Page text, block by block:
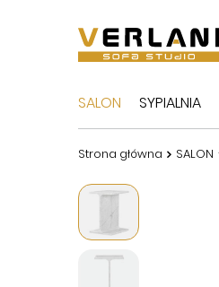
SALON SYPIALNIA
Strona główna SALON